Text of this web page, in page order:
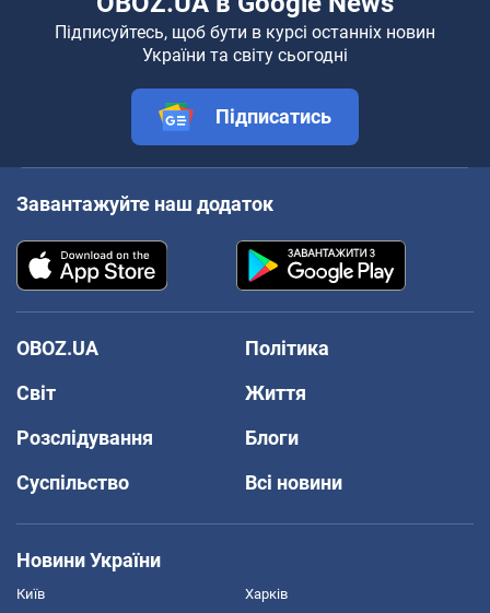
Підписуйтесь, щоб бути в курсі останніх новин
України та світу сьогодні
Підписатись
Завантажуйте наш додаток
OBOZ.UA
Політика
Світ
Життя
Розслідування
Блоги
Суспільство
Всі новини
Новини України
Київ Харків